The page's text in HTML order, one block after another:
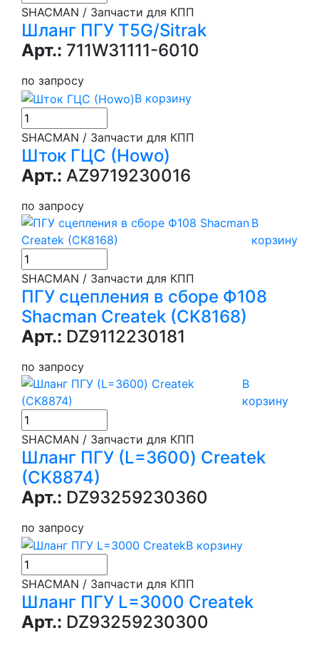
SHACMAN / Запчасти для КПП
Шланг ПГУ T5G/Sitrak
Арт.: 711W31111-6010
по запросу
В корзину
SHACMAN / Запчасти для КПП
Шток ГЦС (Howo)
Арт.: AZ9719230016
по запросу
В
корзину
SHACMAN / Запчасти для КПП
ПГУ сцепления в сборе Ф108
Shacman Createk (CK8168)
Арт.: DZ9112230181
по запросу
В
корзину
SHACMAN / Запчасти для КПП
Шланг ПГУ (L=3600) Createk
(CK8874)
Арт.: DZ93259230360
по запросу
В корзину
SHACMAN / Запчасти для КПП
Шланг ПГУ L=3000 Createk
Арт.: DZ93259230300